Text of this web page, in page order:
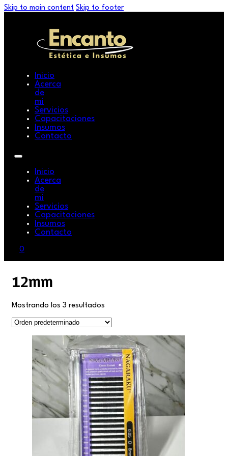
Skip to main content Skip to footer
Inicio
Acerca
de
mi
Servicios
Capacitaciones
Insumos
Contacto
Inicio
Acerca
de
mi
Servicios
Capacitaciones
Insumos
Contacto
0
12mm
Mostrando los 3 resultados